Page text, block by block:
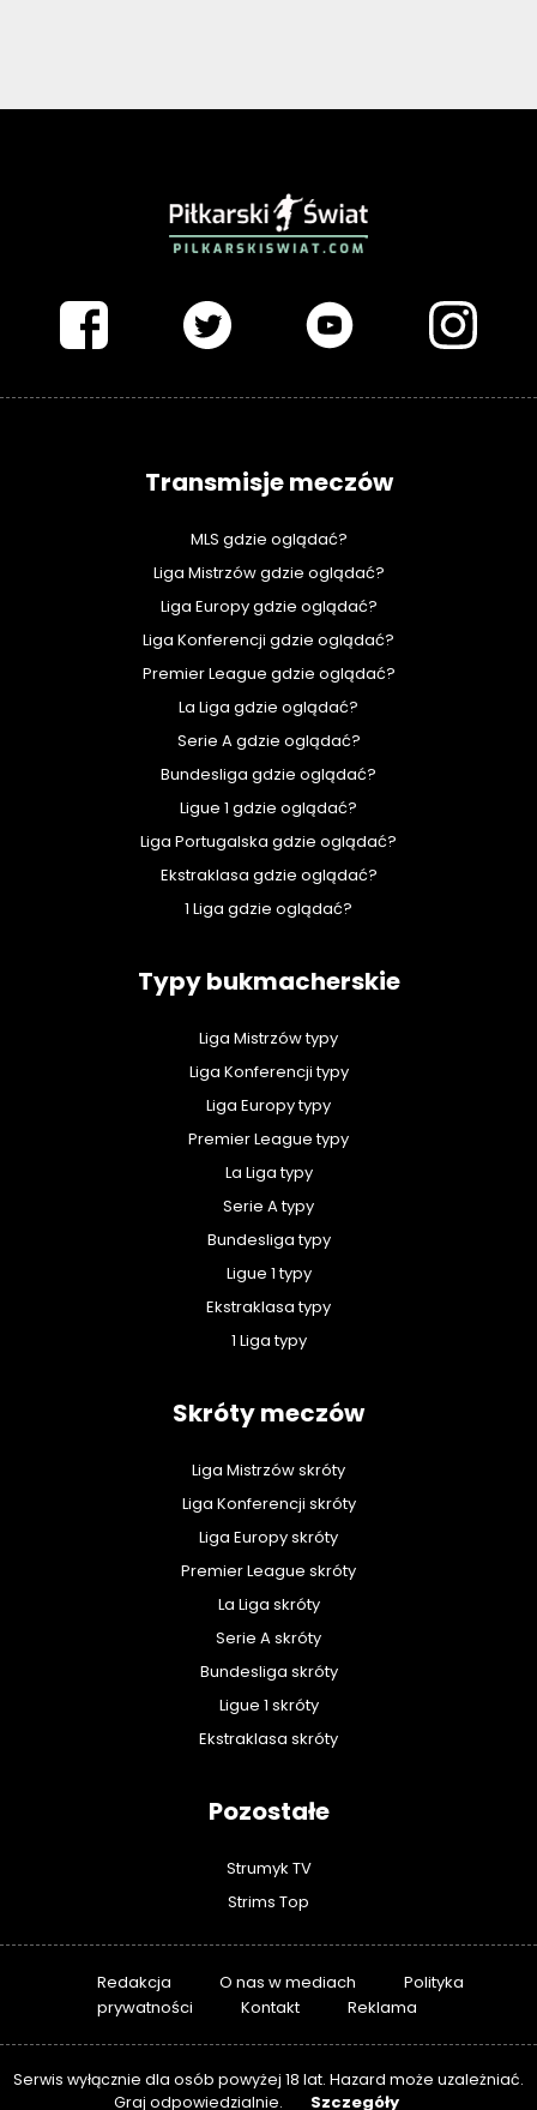
Transmisje meczów
MLS gdzie oglądać?
Liga Mistrzów gdzie oglądać?
Liga Europy gdzie oglądać?
Liga Konferencji gdzie oglądać?
Premier League gdzie oglądać?
La Liga gdzie oglądać?
Serie A gdzie oglądać?
Bundesliga gdzie oglądać?
Ligue 1 gdzie oglądać?
Liga Portugalska gdzie oglądać?
Ekstraklasa gdzie oglądać?
1 Liga gdzie oglądać?
Typy bukmacherskie
Liga Mistrzów typy
Liga Konferencji typy
Liga Europy typy
Premier League typy
La Liga typy
Serie A typy
Bundesliga typy
Ligue 1 typy
Ekstraklasa typy
1 Liga typy
Skróty meczów
Liga Mistrzów skróty
Liga Konferencji skróty
Liga Europy skróty
Premier League skróty
La Liga skróty
Serie A skróty
Bundesliga skróty
Ligue 1 skróty
Ekstraklasa skróty
Pozostałe
Strumyk TV
Strims Top
Redakcja O nas w mediach
Polityka
prywatności
Kontakt Reklama
Serwis wyłącznie dla osób powyżej 18 lat. Hazard może uzależniać.
Graj odpowiedzialnie.
Szczegóły